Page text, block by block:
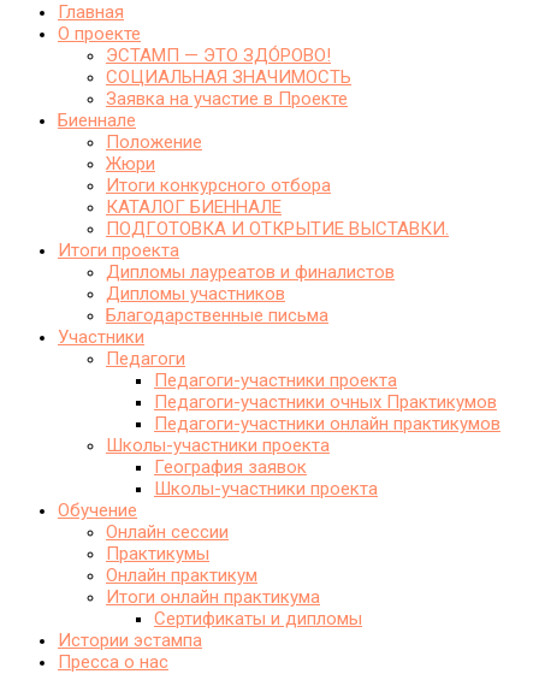
Главная
О проекте
ЭСТАМП — ЭТО ЗДО́РОВО!
СОЦИАЛЬНАЯ ЗНАЧИМОСТЬ
Заявка на участие в Проекте
Биеннале
Положение
Жюри
Итоги конкурсного отбора
КАТАЛОГ БИЕННАЛЕ
ПОДГОТОВКА И ОТКРЫТИЕ ВЫСТАВКИ.
Итоги проекта
Дипломы лауреатов и финалистов
Дипломы участников
Благодарственные письма
Участники
Педагоги
Педагоги-участники проекта
Педагоги-участники очных Практикумов
Педагоги-участники онлайн практикумов
Школы-участники проекта
География заявок
Школы-участники проекта
Обучение
Онлайн сессии
Практикумы
Онлайн практикум
Итоги онлайн практикума
Сертификаты и дипломы
Истории эстампа
Пресса о нас